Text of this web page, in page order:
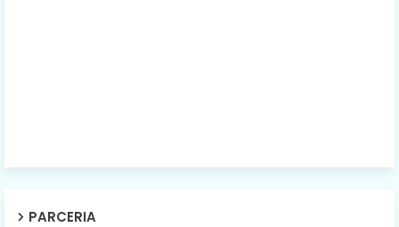
PARCERIA